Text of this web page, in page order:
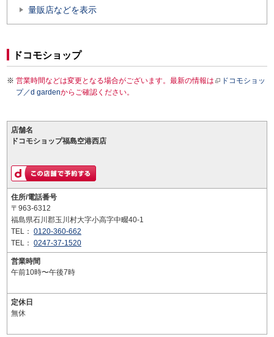
量販店などを表示
ドコモショップ
営業時間などは変更となる場合がございます。最新の情報は
ドコモショッ
プ／d gardenからご確認ください。
店舗名
ドコモショップ福島空港西店
住所/電話番号
〒963-6312
福島県石川郡玉川村大字小高字中畷40-1
TEL： 0120-360-662
TEL： 0247-37-1520
営業時間
午前10時〜午後7時
定休日
無休